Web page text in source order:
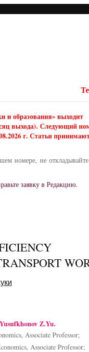
и образования» выходит
выхода). Следующий
г. Статьи
номере, не
заявку в Редакцию.
Z.Yu.
Associate Professor;
Associate Professor;